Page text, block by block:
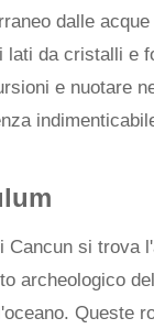
dalle
lati da cristalli e
e nuotare
Cancun si trova
archeologico
Queste